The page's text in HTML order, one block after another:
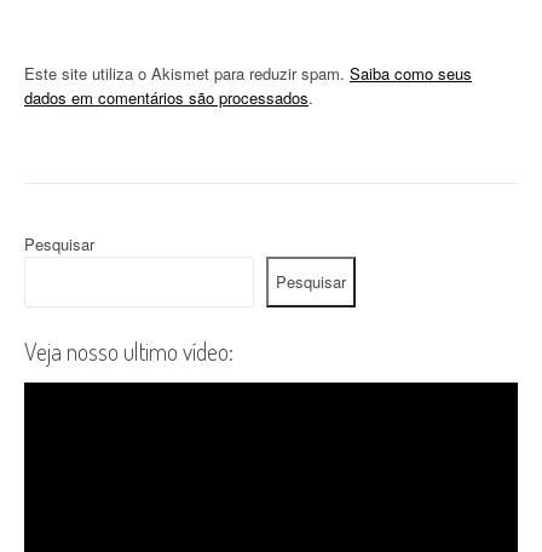
Este site utiliza o Akismet para reduzir spam. Saiba como seus
dados em comentários são processados.
Pesquisar
Pesquisar
Veja nosso ultimo vídeo: